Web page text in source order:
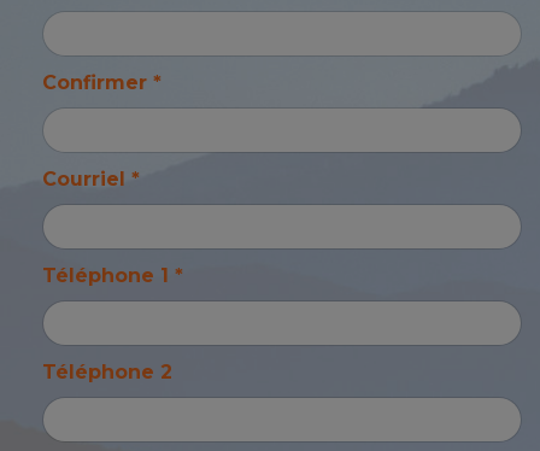
Confirmer *
Courriel *
Téléphone 1 *
Téléphone 2